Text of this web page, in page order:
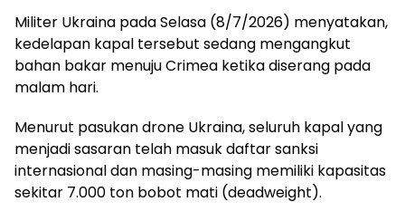
Militer Ukraina pada Selasa (8/7/2026) menyatakan,
kedelapan kapal tersebut sedang mengangkut
bahan bakar menuju Crimea ketika diserang pada
malam hari.
Menurut pasukan drone Ukraina, seluruh kapal yang
menjadi sasaran telah masuk daftar sanksi
internasional dan masing-masing memiliki kapasitas
sekitar 7.000 ton bobot mati (deadweight).